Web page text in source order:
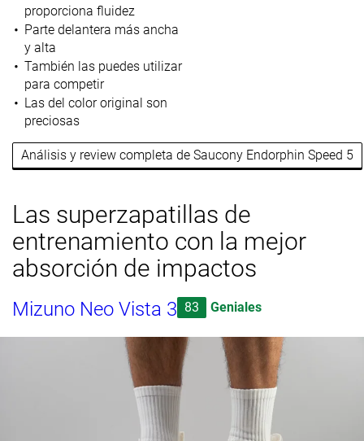
proporciona fluidez
Parte delantera más ancha
y alta
También las puedes utilizar
para competir
Las del color original son
preciosas
Análisis y review completa de Saucony Endorphin Speed 5
Las superzapatillas de
entrenamiento con la mejor
absorción de impactos
Mizuno Neo Vista 3 83 Geniales